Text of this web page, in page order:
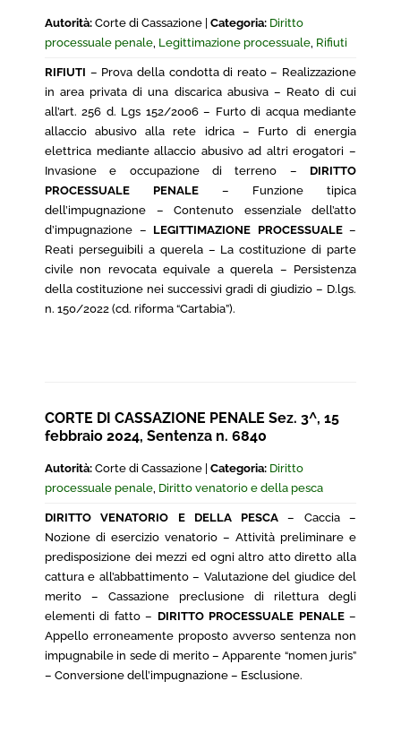
Autorità: Corte di Cassazione | Categoria: Diritto
processuale penale, Legittimazione processuale, Rifiuti
RIFIUTI – Prova della condotta di reato – Realizzazione
in area privata di una discarica abusiva – Reato di cui
all’art. 256 d. Lgs 152/2006 – Furto di acqua mediante
allaccio abusivo alla rete idrica – Furto di energia
elettrica mediante allaccio abusivo ad altri erogatori –
Invasione e occupazione di terreno – DIRITTO
PROCESSUALE PENALE – Funzione tipica
dell’impugnazione – Contenuto essenziale dell’atto
d’impugnazione – LEGITTIMAZIONE PROCESSUALE–
Reati perseguibili a querela – La costituzione di parte
civile non revocata equivale a querela – Persistenza
della costituzione nei successivi gradi di giudizio – D.lgs.
n. 150/2022 (cd. riforma “Cartabia”).
CORTE DI CASSAZIONE PENALE Sez. 3^, 15
febbraio 2024, Sentenza n. 6840
Autorità: Corte di Cassazione | Categoria: Diritto
processuale penale, Diritto venatorio e della pesca
DIRITTO VENATORIO E DELLA PESCA – Caccia –
Nozione di esercizio venatorio – Attività preliminare e
predisposizione dei mezzi ed ogni altro atto diretto alla
cattura e all’abbattimento – Valutazione del giudice del
merito – Cassazione preclusione di rilettura degli
elementi di fatto – DIRITTO PROCESSUALE PENALE–
Appello erroneamente proposto avverso sentenza non
impugnabile in sede di merito – Apparente “nomen juris”
– Conversione dell’impugnazione – Esclusione.